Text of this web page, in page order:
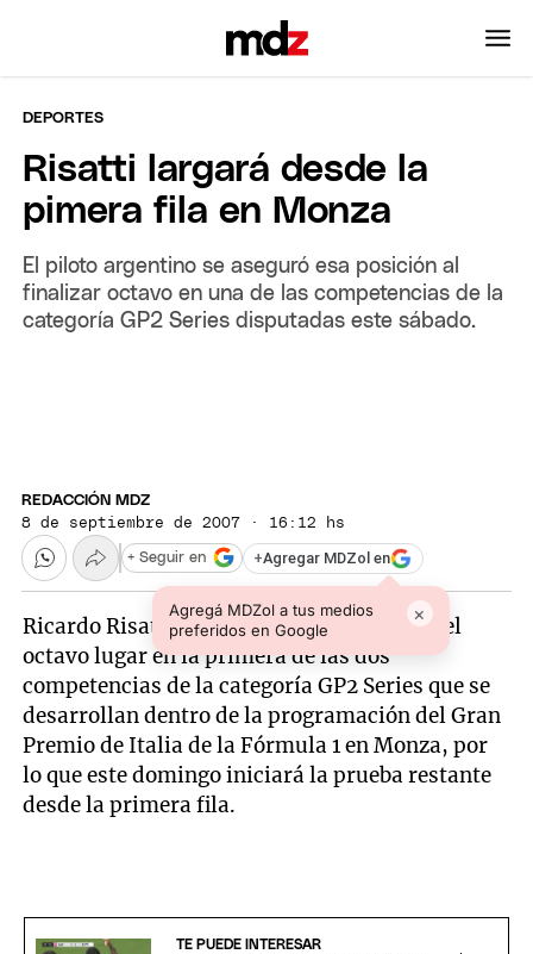
DEPORTES
Risatti largará desde la
pimera fila en Monza
El piloto argentino se aseguró esa posición al
finalizar octavo en una de las competencias de la
categoría GP2 Series disputadas este sábado.
REDACCIÓN MDZ
8 de septiembre de 2007 · 16:12 hs
+Agregar MDZol en
Agregá MDZol a tus medios
preferidos en Google
×
+ Seguir en
Ricardo Risatti (h) finalizó este sábado en el
octavo lugar en la primera de las dos
competencias de la categoría GP2 Series que se
desarrollan dentro de la programación del Gran
Premio de Italia de la Fórmula 1 en Monza, por
lo que este domingo iniciará la prueba restante
desde la primera fila.
TE PUEDE INTERESAR